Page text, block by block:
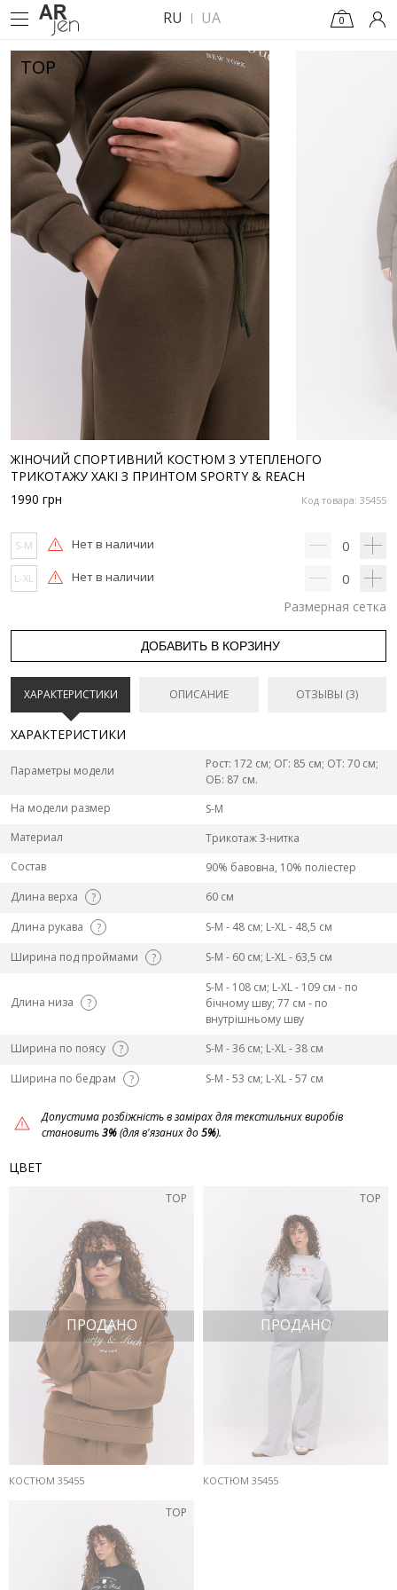
RU UA 0
TOP
ЖІНОЧИЙ СПОРТИВНИЙ КОСТЮМ З УТЕПЛЕНОГО
ТРИКОТАЖУ ХАКІ З ПРИНТОМ SPORTY & REACH
Код товара: 35455
1990 грн
S-M Нет в наличии 0
L-XL Нет в наличии 0
Размерная сетка
ДОБАВИТЬ В КОРЗИНУ
ХАРАКТЕРИСТИКИ ОПИСАНИЕ ОТЗЫВЫ (3)
ХАРАКТЕРИСТИКИ
Параметры модели
Рост: 172 см; ОГ: 85 см; ОТ: 70 см;
ОБ: 87 см.
На модели размер
S-M
Материал
Трикотаж 3-нитка
Состав
90% бавовна, 10% поліестер
Длина верха
?
60 см
Длина рукава
?
S-M - 48 см; L-ХL - 48,5 см
Ширина под проймами
? S-M - 60 см; L-ХL - 63,5 см
Длина низа ?
S-M - 108 см; L-ХL - 109 см - по
бічному шву; 77 см - по
внутрішньому шву
Ширина по поясу
?
S-M - 36 см; L-ХL - 38 см
Ширина по бедрам
? S-M - 53 см; L-ХL - 57 см
Допустима розбіжність в замірах для текстильних виробів
становить3%(для в'язаних до5%).
ЦВЕТ
TOP
ПРОДАНО
КОСТЮМ 35455
TOP
ПРОДАНО
КОСТЮМ 35455
TOP